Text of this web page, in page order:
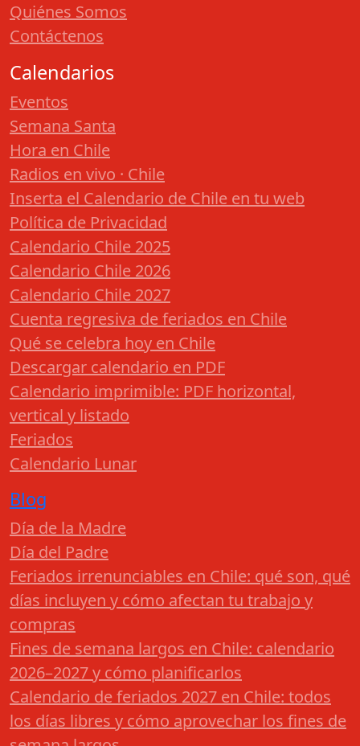
Quiénes Somos
Contáctenos
Calendarios
Eventos
Semana Santa
Hora en Chile
Radios en vivo · Chile
Inserta el Calendario de Chile en tu web
Política de Privacidad
Calendario Chile 2025
Calendario Chile 2026
Calendario Chile 2027
Cuenta regresiva de feriados en Chile
Qué se celebra hoy en Chile
Descargar calendario en PDF
Calendario imprimible: PDF horizontal,
vertical y listado
Feriados
Calendario Lunar
Blog
Día de la Madre
Día del Padre
Feriados irrenunciables en Chile: qué son, qué
días incluyen y cómo afectan tu trabajo y
compras
Fines de semana largos en Chile: calendario
2026–2027 y cómo planificarlos
Calendario de feriados 2027 en Chile: todos
los días libres y cómo aprovechar los fines de